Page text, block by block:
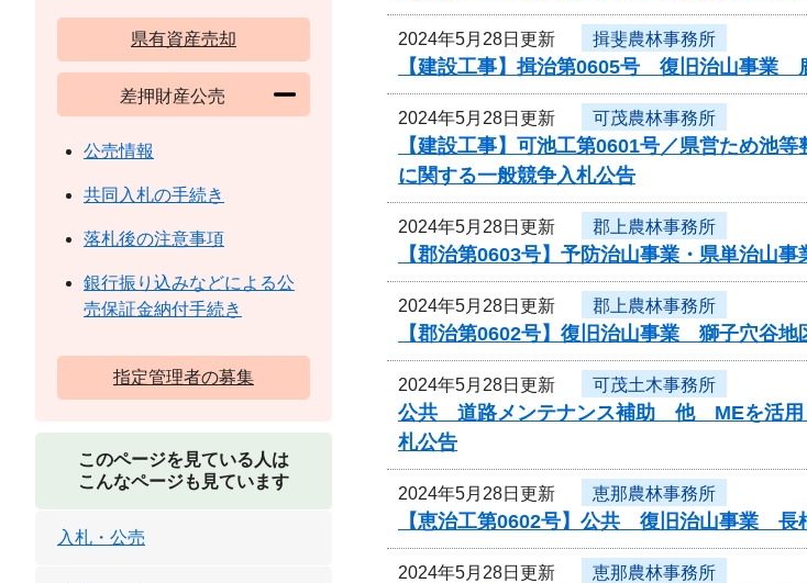
2024年5月28日更新 揖斐農林事務所
【建設工事】揖治第0605号 復旧治山事業
2024年5月28日更新 可茂農林事務所
【建設工事】可池工第0601号／県営ため池
に関する一般競争入札公告
2024年5月28日更新 郡上農林事務所
【郡治第0603号】予防治山事業・県単治山
2024年5月28日更新 郡上農林事務所
【郡治第0602号】復旧治山事業 獅子穴谷
2024年5月28日更新 可茂土木事務所
公共 道路メンテナンス補助 他 MEを活用
札公告
2024年5月28日更新 恵那農林事務所
【恵治工第0602号】公共 復旧治山事業 長
2024年5月28日更新 恵那農林事務所
県有資産売却
差押財産公売
公売情報
共同入札の手続き
落札後の注意事項
銀行振り込みなどによる公
売保証金納付手続き
指定管理者の募集
このページを見ている人は
こんなページも見ています
入札・公売